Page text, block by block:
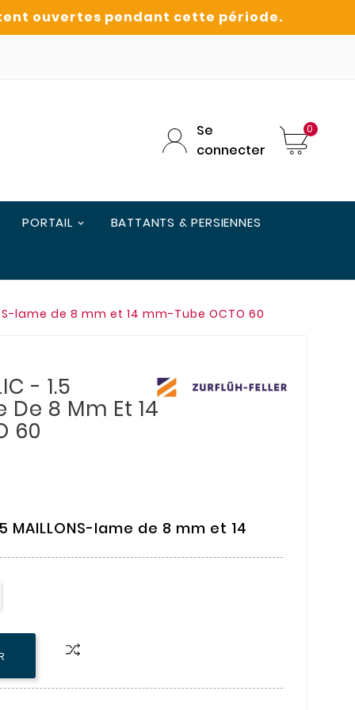
Se
connecter
0
PORTAIL BATTANTS & PERSIENNES
lame de 8 mm et 14 mm-Tube OCTO 60
- 1.5
De 8 Mm Et 14
60
MAILLONS-lame de 8 mm et 14